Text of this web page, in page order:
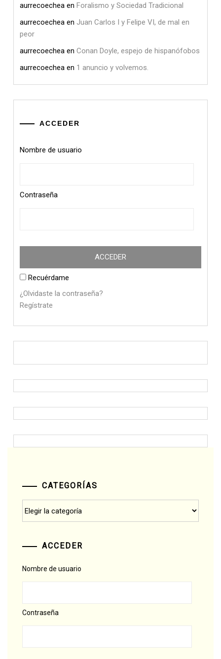
aurrecoechea en Foralismo y Sociedad Tradicional
aurrecoechea en Juan Carlos I y Felipe VI, de mal en
peor
aurrecoechea en Conan Doyle, espejo de hispanófobos
aurrecoechea en 1 anuncio y volvemos.
ACCEDER
Nombre de usuario
Contraseña
Recuérdame
¿Olvidaste la contraseña?
Regístrate
CATEGORÍAS
ACCEDER
Nombre de usuario
Contraseña